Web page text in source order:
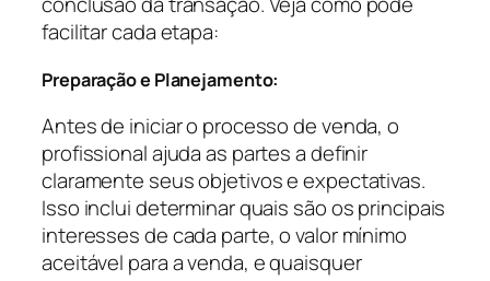
facilitar cada etapa:
Preparação e Planejamento:
Antes de iniciar o processo de venda, o
profissional ajuda as partes a definir
claramente seus objetivos e expectativas.
Isso inclui determinar quais são os principais
interesses de cada parte, o valor mínimo
aceitável para a venda, e quaisquer